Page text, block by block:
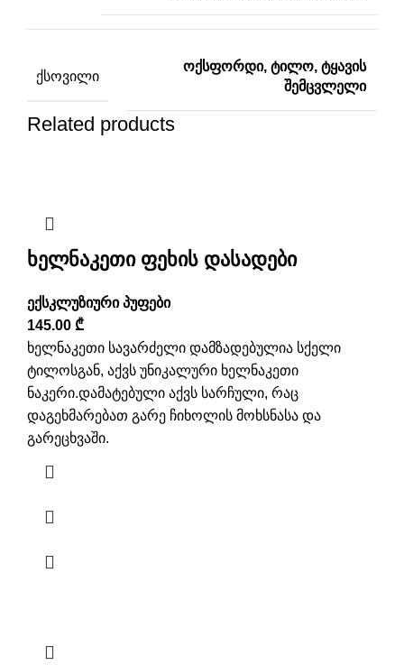
ᲥᲡᲝᲕᲘᲚᲘ
ოქსფორდი, ტილო, ტყავის
შემცვლელი
Related products
ხელნაკეთი ფეხის დასადები
ექსკლუზიური პუფები
145.00 ₾
ხელნაკეთი სავარძელი დამზადებულია სქელი
ტილოსგან, აქვს უნიკალური ხელნაკეთი
ნაკერი.დამატებული აქვს სარჩული, რაც
დაგეხმარებათ გარე ჩიხოლის მოხსნასა და
გარეცხვაში.